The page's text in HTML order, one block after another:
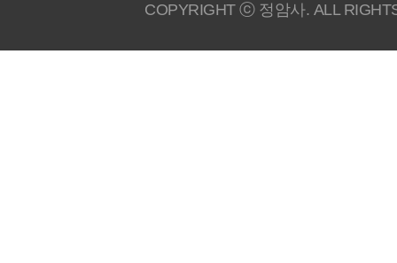
COPYRIGHT ⓒ 정암사. ALL